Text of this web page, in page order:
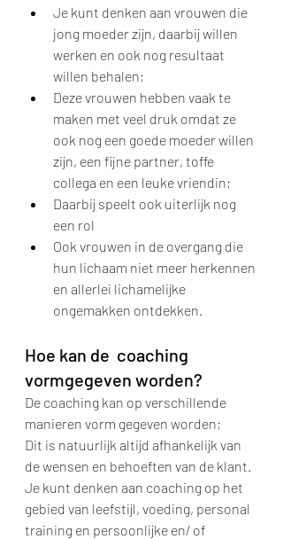
Je kunt denken aan vrouwen die
jong moeder zijn, daarbij willen
werken en ook nog resultaat
willen behalen;
Deze vrouwen hebben vaak te
maken met veel druk omdat ze
ook nog een goede moeder willen
zijn, een fijne partner, toffe
collega en een leuke vriendin;
Daarbij speelt ook uiterlijk nog
een rol
Ook vrouwen in de overgang die
hun lichaam niet meer herkennen
en allerlei lichamelijke
ongemakken ontdekken.
Hoe kan de  coaching
vormgegeven worden?
De coaching kan op verschillende
manieren vorm gegeven worden;
Dit is natuurlijk altijd afhankelijk van
de wensen en behoeften van de klant.
Je kunt denken aan coaching op het
gebied van leefstijl, voeding, personal
training en persoonlijke en/ of